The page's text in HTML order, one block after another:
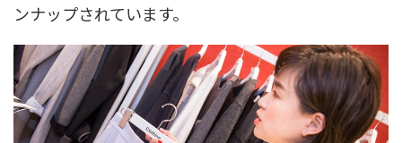
ンナップされています。